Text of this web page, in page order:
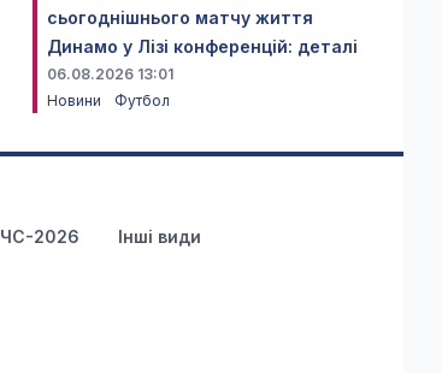
сьогоднішнього матчу життя
Динамо у Лізі конференцій: деталі
06.08.2026 13:01
Новини
Футбол
ЧС-2026 Інші види